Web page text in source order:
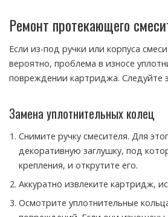
Ремонт протекающего
Если из-под ручки или корпуса
вероятно, проблема в износе
повреждении картриджа. Следуйте
Замена уплотнительных колец
Снимите ручку смесителя. Для
декоративную заглушку, под
крепления, и открутите его.
Аккуратно извлеките картридж,
Осмотрите уплотнительные